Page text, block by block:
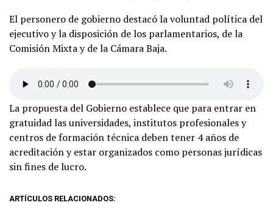
El personero de gobierno destacó la voluntad política del
ejecutivo y la disposición de los parlamentarios, de la
Comisión Mixta y de la Cámara Baja.
La propuesta del Gobierno establece que para entrar en
gratuidad las universidades, institutos profesionales y
centros de formación técnica deben tener 4 años de
acreditación y estar organizados como personas jurídicas
sin fines de lucro.
ARTÍCULOS RELACIONADOS: